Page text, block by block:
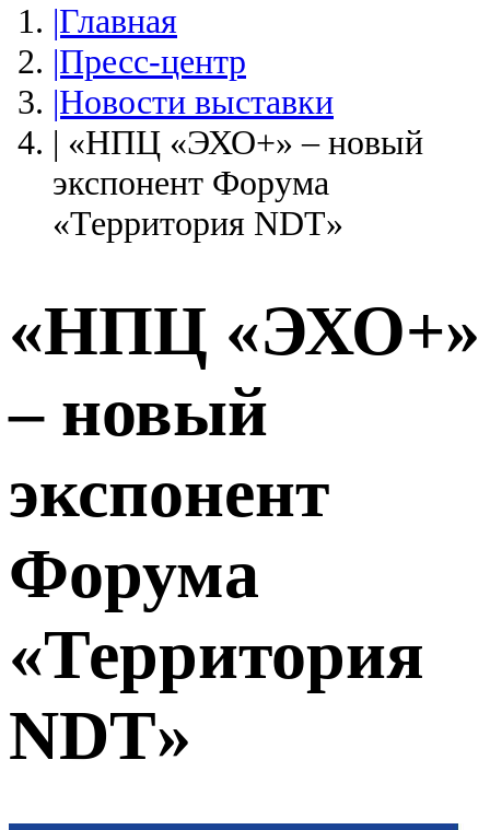
|Главная
|Пресс-центр
|Новости выставки
| «НПЦ «ЭХО+» – новый
экспонент Форума
«Территория NDT»
«НПЦ «ЭХО+»
– новый
экспонент
Форума
«Территория
NDT»